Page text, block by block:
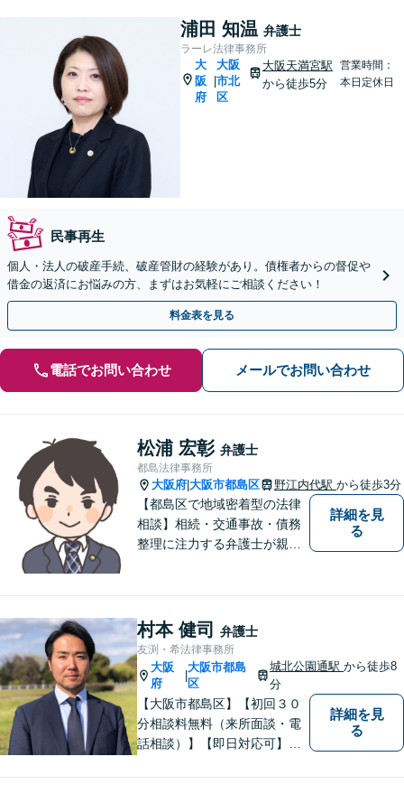
浦田 知温 弁護士
ラーレ法律事務所
大
阪
府
大阪
市北
区
大阪天満宮駅
から徒歩5分
営業時間：
本日定休日
民事再生
個人・法人の破産手続、破産管財の経験があり。債権者からの督促や
借金の返済にお悩みの方、まずはお気軽にご相談ください！
料金表を見る
電話でお問い合わせ メールでお問い合わせ
松浦 宏彰 弁護士
都島法律事務所
大阪府 大阪市都島区 野江内代駅 から徒歩3分
【都島区で地域密着型の法律
相談】相続・交通事故・債務
整理に注力する弁護士が親身
様、まずはお気軽にご連絡く
ださい。初回面談予約受付中
詳細を見
る
村本 健司 弁護士
友渕・希法律事務所
大阪
府
|
大阪市都島
区
城北公園通駅から徒歩8
分
【大阪市都島区】【初回３０
分相談料無料（来所面談・電
話相談）】【即日対応可】
【高倉町三丁目バス停徒歩１
詳細を見
る